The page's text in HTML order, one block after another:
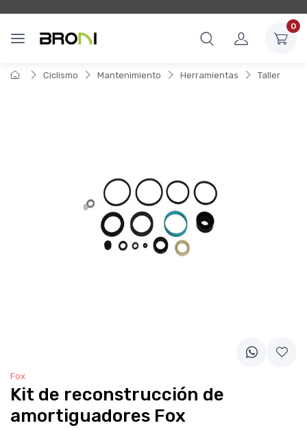
0
Ciclismo Mantenimiento Herramientas Taller
Fox
Kit de reconstrucción de
amortiguadores Fox